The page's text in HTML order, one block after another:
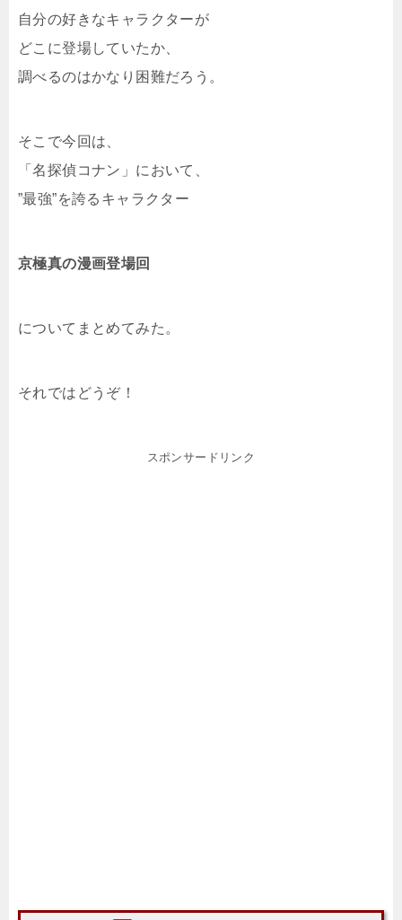
自分の好きなキャラクターが
どこに登場していたか、
調べるのはかなり困難だろう。
そこで今回は、
「名探偵コナン」において、
”最強”を誇るキャラクター
京極真の漫画登場回
についてまとめてみた。
それではどうぞ！
スポンサードリンク